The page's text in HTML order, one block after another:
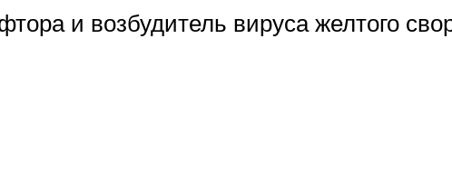
и возбудитель вируса желтого